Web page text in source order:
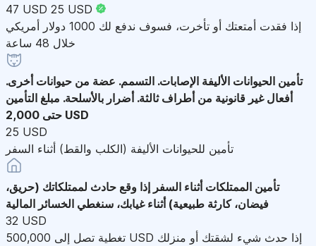
47 USD 25 USD
إذا فقدت أمتعتك أو تأخرت، فسوف ندفع لك 1000 دولار أمريكي
خلال 48 ساعة
تأمين الحيوانات الأليفة الإصابات. التسمم. عضة من حيوانات أخرى.
أفعال غير قانونية من أطراف ثالثة. أضرار بالأسلحة. مبلغ التأمين
حتى 2,000 USD
25 USD
تأمين للحيوانات الأليفة (الكلب والقط) أثناء السفر
تأمين الممتلكات أثناء السفر إذا وقع حادث لممتلكاتك (حريق،
فيضان، كارثة طبيعية) أثناء غيابك، سنغطي الخسائر المالية
32 USD
تغطية تصل إلى 500,000 USD إذا حدث شيء لشقتك أو منزلك